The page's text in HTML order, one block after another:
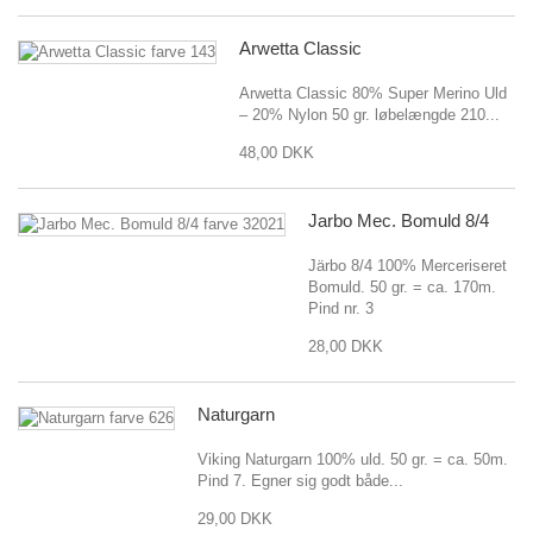
Arwetta Classic
Arwetta Classic 80% Super Merino Uld
– 20% Nylon 50 gr. løbelængde 210...
48,00 DKK
Jarbo Mec. Bomuld 8/4
Järbo 8/4 100% Merceriseret
Bomuld. 50 gr. = ca. 170m.
Pind nr. 3
28,00 DKK
Naturgarn
Viking Naturgarn 100% uld. 50 gr. = ca. 50m.
Pind 7. Egner sig godt både...
29,00 DKK